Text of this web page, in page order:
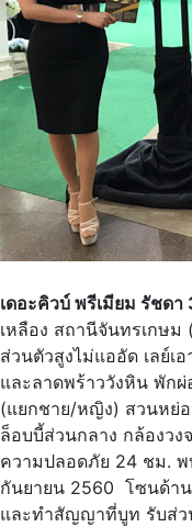
เดอะคิวบ์ พรีเมียม รัชดา
เหลือง สถานีจันทรเกษ
ส่วนตัวสูงไม่แออัด เลย์เ
และลาดพร้าววังหิน พัก
(แยกชาย/หญิง) สวนหย่
ล็อบบี้ส่วนกลาง กล้องว
ความปลอดภัย 24 ชม. พ
กันยายน 2560 โซนด้าน
และทำสัญญาที่บูท รับส่ว